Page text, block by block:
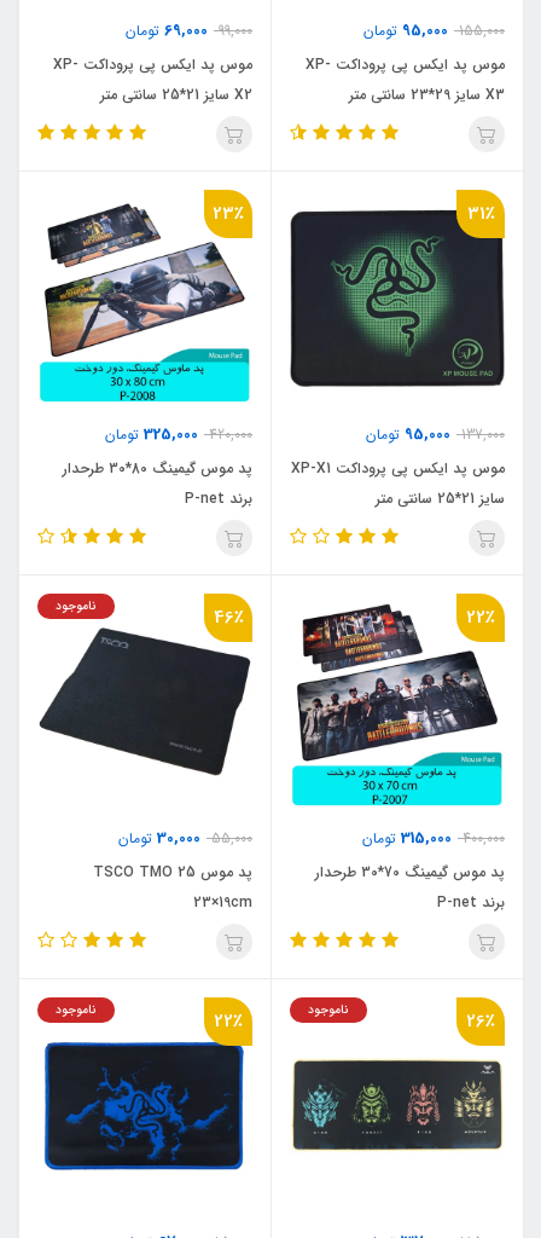
155,000
95,000 تومان
موس پد ایکس پی پروداکت XP-
X3 سایز 29*23 سانتی متر
99,000
69,000 تومان
موس پد ایکس پی پروداکت XP-
X2 سایز 21*25 سانتی متر
31٪
137,000
95,000 تومان
موس پد ایکس پی پروداکت XP-X1
سایز 21*25 سانتی متر
23٪
420,000
325,000 تومان
پد موس گیمینگ 80*30 طرحدار
برند P-net
22٪
400,000
315,000 تومان
پد موس گیمینگ 70*30 طرحدار
برند P-net
46٪
55,000
30,000 تومان
ناموجود
پد موس TSCO TMO 25
23×19cm
26٪ ناموجود 22٪ ناموجود